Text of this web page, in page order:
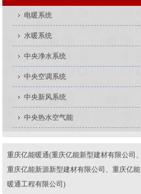
电暖系统
水暖系统
中央净水系统
中央空调系统
中央新风系统
中央热水空气能
重庆亿能暖通(重庆亿能新型建材有限公司、
重庆亿能新源新型建材有限公司、重庆亿能
暖通工程有限公司)